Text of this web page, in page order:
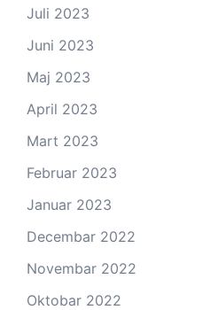
Juli 2023
Juni 2023
Maj 2023
April 2023
Mart 2023
Februar 2023
Januar 2023
Decembar 2022
Novembar 2022
Oktobar 2022